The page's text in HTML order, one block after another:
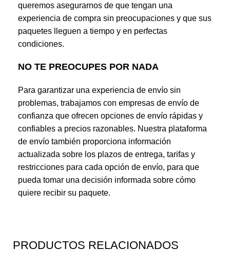
queremos asegurarnos de que tengan una
experiencia de compra sin preocupaciones y que sus
paquetes lleguen a tiempo y en perfectas
condiciones.
NO TE PREOCUPES POR NADA
Para garantizar una experiencia de envío sin
problemas, trabajamos con empresas de envío de
confianza que ofrecen opciones de envío rápidas y
confiables a precios razonables. Nuestra plataforma
de envío también proporciona información
actualizada sobre los plazos de entrega, tarifas y
restricciones para cada opción de envío, para que
pueda tomar una decisión informada sobre cómo
quiere recibir su paquete.
PRODUCTOS RELACIONADOS